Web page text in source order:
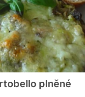
plněné